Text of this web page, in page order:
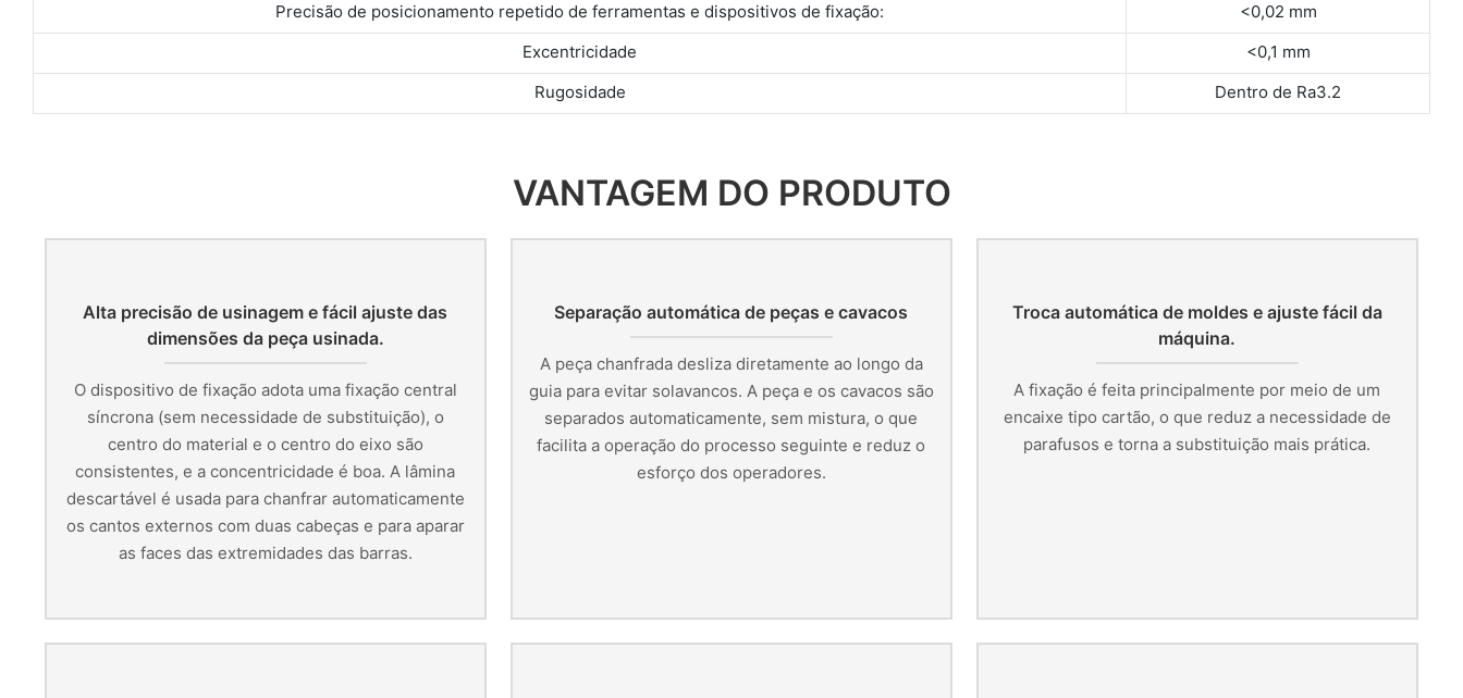
Precisão de posicionamento repetido de ferramentas e dispositivos de fixação:
<0,02 mm
Excentricidade
<0,1 mm
Rugosidade
Dentro de Ra3.2
VANTAGEM DO PRODUTO
Alta precisão de usinagem e fácil ajuste das
dimensões da peça usinada.
O dispositivo de fixação adota uma fixação central
síncrona (sem necessidade de substituição), o
centro do material e o centro do eixo são
consistentes, e a concentricidade é boa. A lâmina
descartável é usada para chanfrar automaticamente
os cantos externos com duas cabeças e para aparar
as faces das extremidades das barras.
Separação automática de peças e cavacos
A peça chanfrada desliza diretamente ao longo da
guia para evitar solavancos. A peça e os cavacos são
separados automaticamente, sem mistura, o que
facilita a operação do processo seguinte e reduz o
esforço dos operadores.
Troca automática de moldes e ajuste fácil da
máquina.
A fixação é feita principalmente por meio de um
encaixe tipo cartão, o que reduz a necessidade de
parafusos e torna a substituição mais prática.